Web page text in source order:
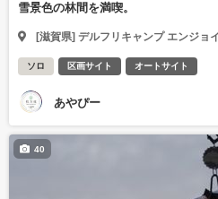
雪景色の林間を満喫。
[滋賀県] デルフリキャンプ エンジョ
ソロ 区画サイト オートサイト
あやぴー
40